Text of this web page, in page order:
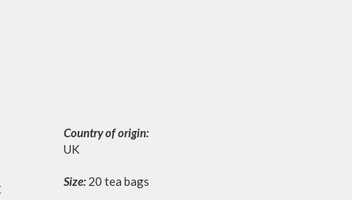
Country of origin:
UK
Size:20 tea bags